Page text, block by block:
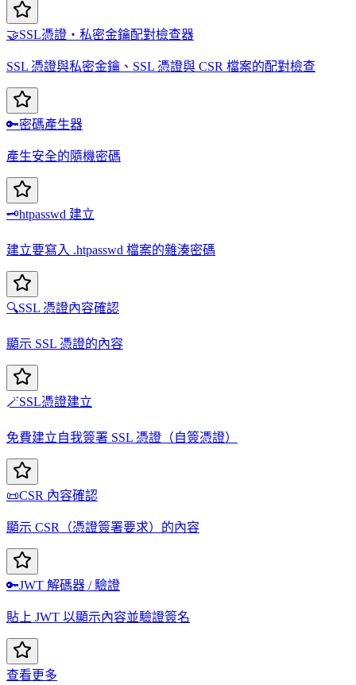
🤝SSL憑證・私密金鑰配對檢查器
SSL 憑證與私密金鑰、SSL 憑證與 CSR 檔案的配對檢查
🔑密碼產生器
產生安全的隨機密碼
🗝️htpasswd 建立
建立要寫入 .htpasswd 檔案的雜湊密碼
🔍SSL 憑證內容確認
顯示 SSL 憑證的內容
🪄SSL憑證建立
免費建立自我簽署 SSL 憑證（自簽憑證）
📜CSR 內容確認
顯示 CSR（憑證簽署要求）的內容
🔑JWT 解碼器 / 驗證
貼上 JWT 以顯示內容並驗證簽名
查看更多